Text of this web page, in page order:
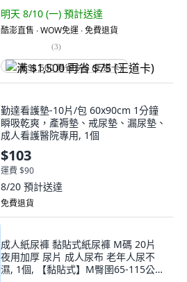
明天 8/10 (一) 預計送達
酷澎直售 ∙ WOW免運 ∙ 免費退貨
(3)
满 $1,500 再省 $75 (王道卡)
勤達看護墊-10片/包 60x90cm 1分鐘
瞬吸乾爽，產褥墊、戒尿墊、漏尿墊、
成人看護醫院專用, 1個
$103
運費 $90
8/20 預計送達
免費退貨
成人紙尿褲 黏貼式紙尿褲 M碼 20片
夜用加厚 尿片 成人尿布 老年人尿不
濕, 1個, 【黏貼式】M臀圉65-115公